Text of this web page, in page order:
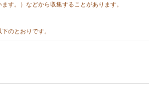
す。）などから収集することがあります。
のとおりです。
じたご連絡のため
目的でサービスを利用しようとするユーザの特定を
除、ご利用状況の閲覧を行っていただくため